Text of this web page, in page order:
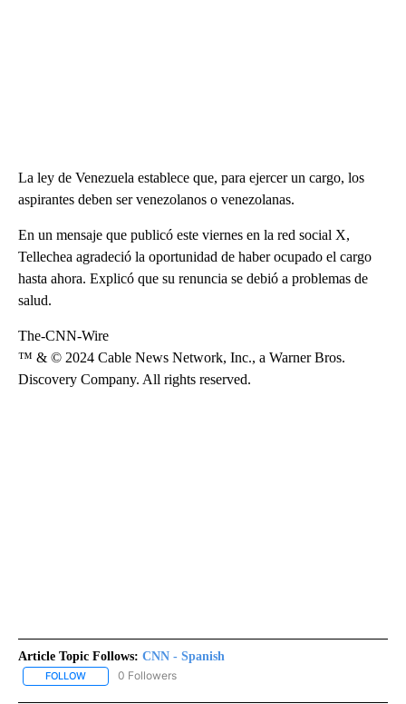
La ley de Venezuela establece que, para ejercer un cargo, los
aspirantes deben ser venezolanos o venezolanas.
En un mensaje que publicó este viernes en la red social X,
Tellechea agradeció la oportunidad de haber ocupado el cargo
hasta ahora. Explicó que su renuncia se debió a problemas de
salud.
The-CNN-Wire
™ & © 2024 Cable News Network, Inc., a Warner Bros.
Discovery Company. All rights reserved.
Article Topic Follows: CNN - Spanish
FOLLOW FOLLOW "CNN - SPANISH" TO RECEIVE NOTIFICATIONS ABOUT
0 Followers